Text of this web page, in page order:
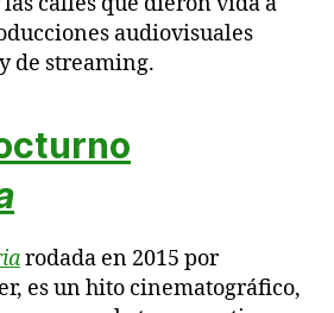
audiovisuales
de streaming.
rodada en 2015 por
es un hito cinematográfico,